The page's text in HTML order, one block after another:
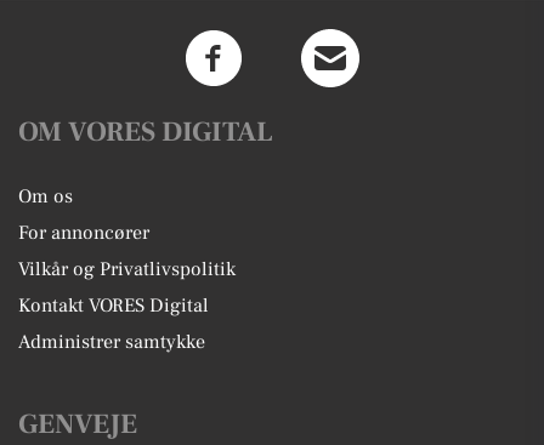
OM VORES DIGITAL
Om os
For annoncører
Vilkår og Privatlivspolitik
Kontakt VORES Digital
Administrer samtykke
GENVEJE